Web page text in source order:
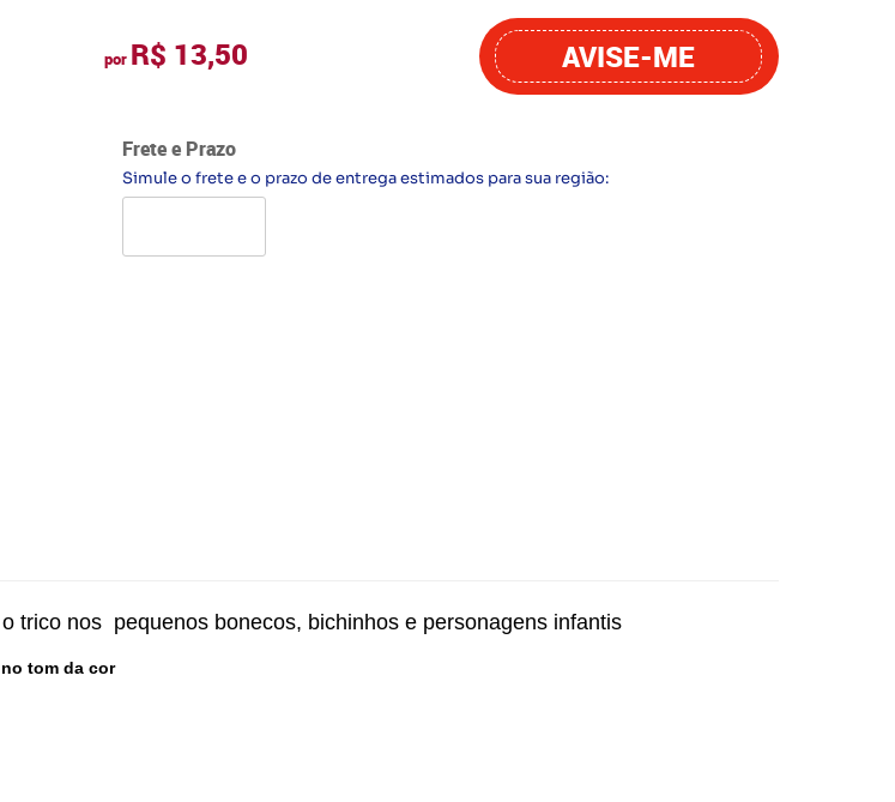
por R$ 13,50 AVISE-ME
Frete e Prazo
Simule o frete e o prazo de entrega estimados para sua região:
trico nos pequenos bonecos, bichinhos e personagens infantis
tom da cor